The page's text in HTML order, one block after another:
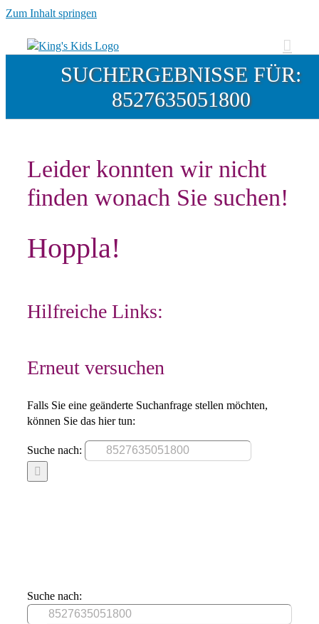
Zum Inhalt springen
SUCHERGEBNISSE FÜR:
8527635051800
Leider konnten wir nicht
finden wonach Sie suchen!
Hoppla!
Hilfreiche Links:
Erneut versuchen
Falls Sie eine geänderte Suchanfrage stellen möchten,
können Sie das hier tun:
Suche nach:
Suche nach: